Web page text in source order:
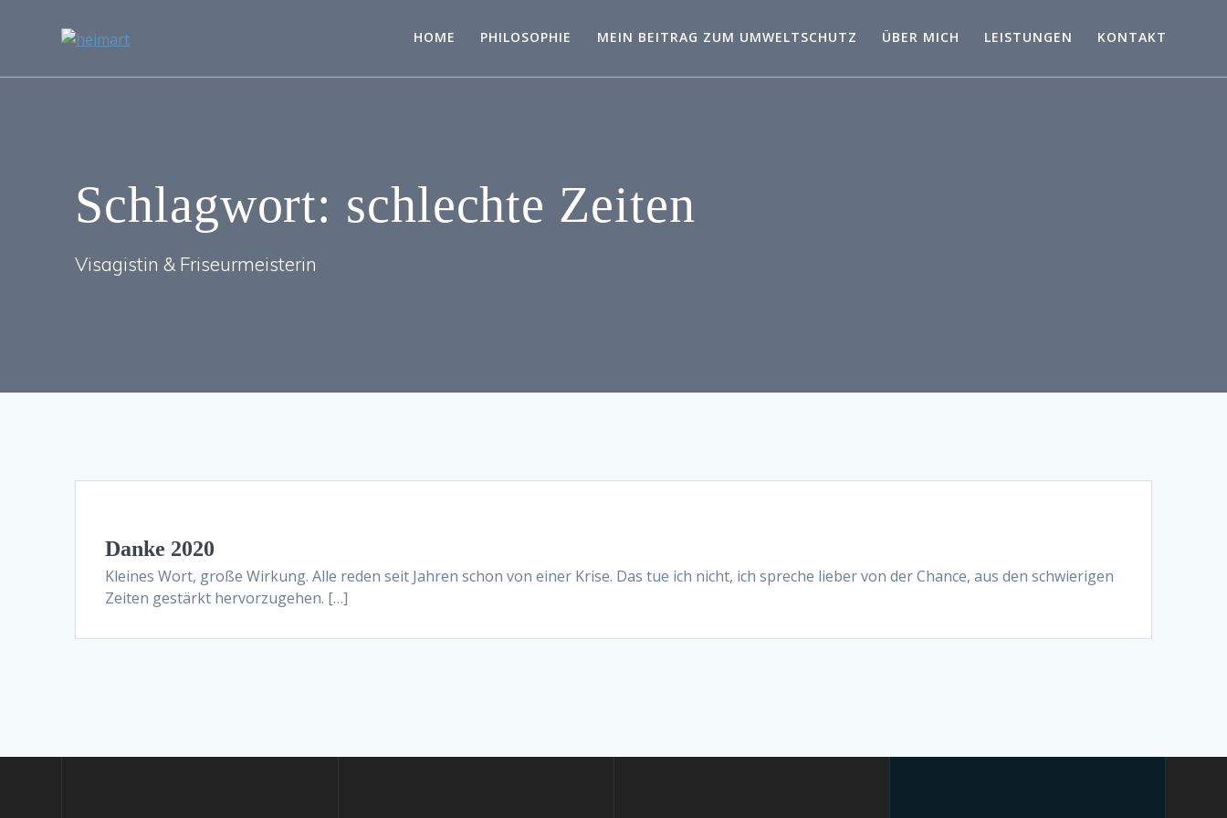
HOME PHILOSOPHIE MEIN BEITRAG ZUM UMWELTSCHUTZ ÜBER MICH LEISTUNGEN KONTAKT
Schlagwort: schlechte Zeiten
Visagistin & Friseurmeisterin
Danke 2020
Kleines Wort, große Wirkung. Alle reden seit Jahren schon von einer Krise. Das tue ich nicht, ich spreche lieber von der Chance, aus den schwierigen
Zeiten gestärkt hervorzugehen. […]